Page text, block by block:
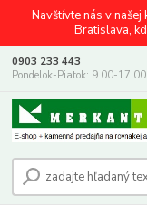
Navštívte nás v
Bratislava,
0903 233 443
Pondelok-Piatok: 9.00-